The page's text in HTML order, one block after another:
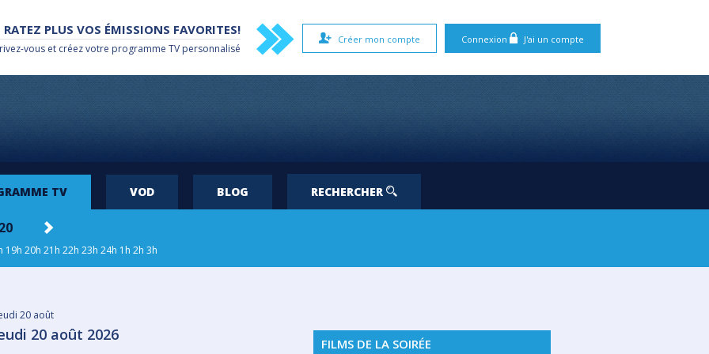
Connexion J'ai un compte
Créer mon compte
RATEZ PLUS VOS ÉMISSIONS FAVORITES!
vous et créez votre programme TV personnalisé
TV VOD BLOG RECHERCHER
19h 20h 21h 22h 23h 24h 1h 2h 3h
20 août
20 août 2026 FILMS DE LA SOIRÉE